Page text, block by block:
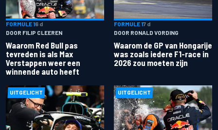
FORMULE 16 d
DOOR FILIP CLEEREN
Waarom Red Bull pas
tevreden is als Max
Verstappen weer een
winnende auto heeft
FORMULE 17 d
DOOR RONALD VORDING
Waarom de GP van Hongarije
was zoals iedere F1-race in
2026 zou moeten zijn
UITGELICHT UITGELICHT